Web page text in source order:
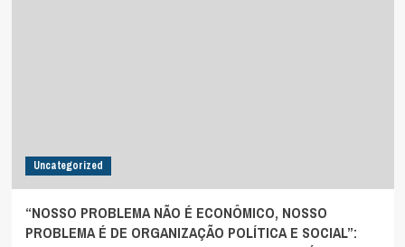
Uncategorized
“NOSSO PROBLEMA NÃO É ECONÔMICO, NOSSO
PROBLEMA É DE ORGANIZAÇÃO POLÍTICA E SOCIAL”: